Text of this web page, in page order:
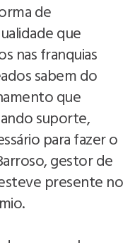
de
que
nas franquias
sabem do
que
suporte,
para fazer o
gestor de
presente no